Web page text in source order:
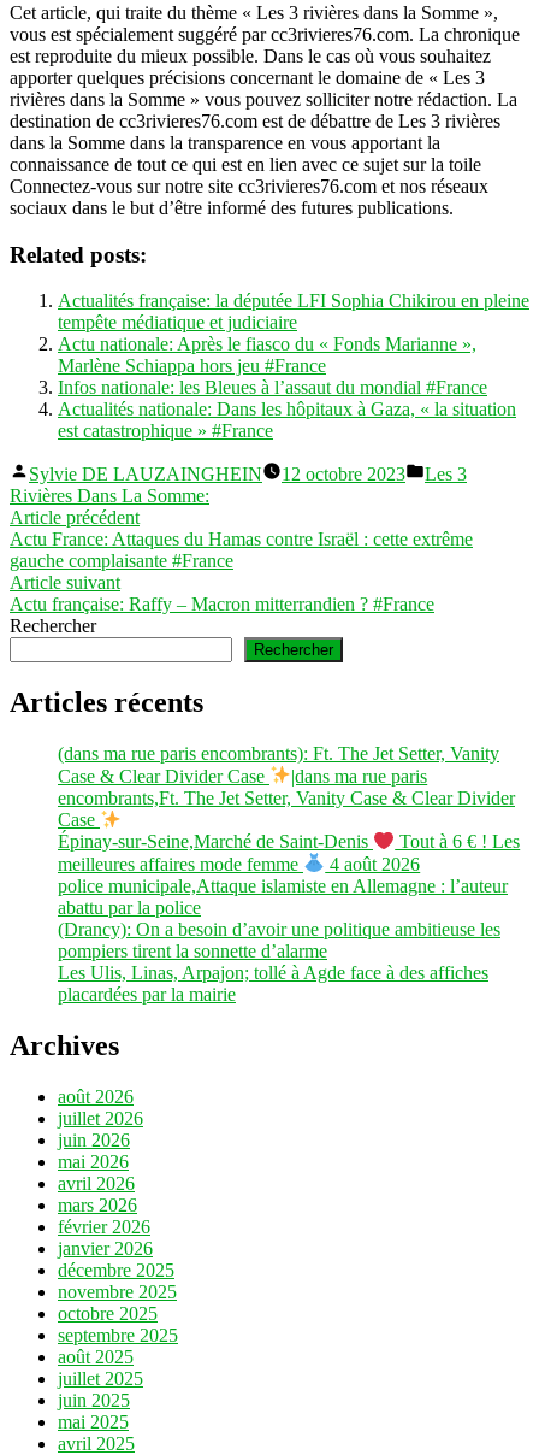
Cet article, qui traite du thème « Les 3 rivières dans la Somme »,
vous est spécialement suggéré par cc3rivieres76.com. La chronique
est reproduite du mieux possible. Dans le cas où vous souhaitez
apporter quelques précisions concernant le domaine de « Les 3
rivières dans la Somme » vous pouvez solliciter notre rédaction. La
destination de cc3rivieres76.com est de débattre de Les 3 rivières
dans la Somme dans la transparence en vous apportant la
connaissance de tout ce qui est en lien avec ce sujet sur la toile
Connectez-vous sur notre site cc3rivieres76.com et nos réseaux
sociaux dans le but d’être informé des futures publications.
Related posts:
Actualités française: la députée LFI Sophia Chikirou en pleine
tempête médiatique et judiciaire
Actu nationale: Après le fiasco du « Fonds Marianne »,
Marlène Schiappa hors jeu #France
Infos nationale: les Bleues à l’assaut du mondial #France
Actualités nationale: Dans les hôpitaux à Gaza, « la situation
est catastrophique » #France
Publié
par
Sylvie DE LAUZAINGHEIN 12 octobre 2023
Publié
Les 3
Rivières Dans La Somme:
Navigation
de
l’article
Article précédentArticle
précédent :
Actu France: Attaques du Hamas contre Israël : cette extrême
gauche complaisante #France
Article suivantArticle
suivant :
Actu française: Raffy – Macron mitterrandien ? #France
Rechercher
Rechercher
Articles récents
(dans ma rue paris encombrants): Ft. The Jet Setter, Vanity
Case & Clear Divider Case
|dans ma rue paris
encombrants,Ft. The Jet Setter, Vanity Case & Clear Divider
Case
Épinay-sur-Seine,Marché de Saint-Denis
Tout à 6 € ! Les
meilleures affaires mode femme
4 août 2026
police municipale,Attaque islamiste en Allemagne : l’auteur
abattu par la police
(Drancy): On a besoin d’avoir une politique ambitieuse les
pompiers tirent la sonnette d’alarme
Les Ulis, Linas, Arpajon; tollé à Agde face à des affiches
placardées par la mairie
Archives
août 2026
juillet 2026
juin 2026
mai 2026
avril 2026
mars 2026
février 2026
janvier 2026
décembre 2025
novembre 2025
octobre 2025
septembre 2025
août 2025
juillet 2025
juin 2025
mai 2025
avril 2025